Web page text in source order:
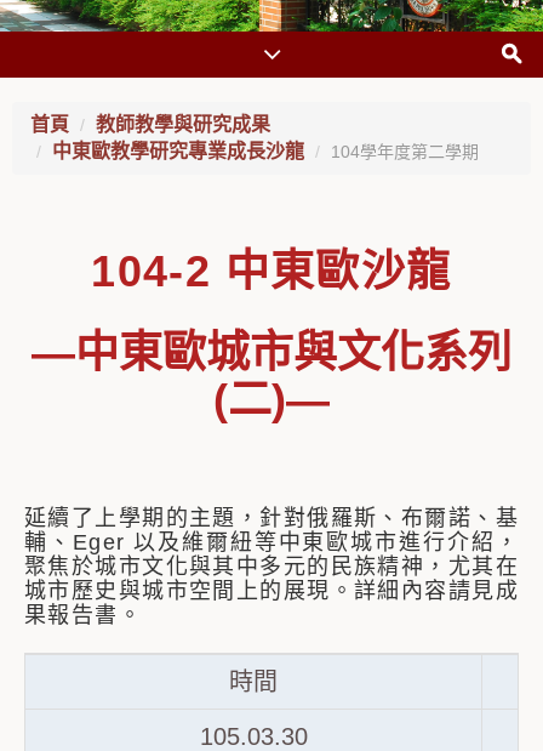
首頁
教師教學與研究成果
中東歐教學研究專業成長沙龍
104學年度第二學期
104-2 中東歐沙龍
—中東歐城市與文化系列
(二)—
延續了上學期的主題，針對俄羅斯、布爾諾、基
輔、Eger 以及維爾紐等中東歐城市進行介紹，
聚焦於城市文化與其中多元的民族精神，尤其在
城市歷史與城市空間上的展現。詳細內容請見成
果報告書。
時間
105.03.30